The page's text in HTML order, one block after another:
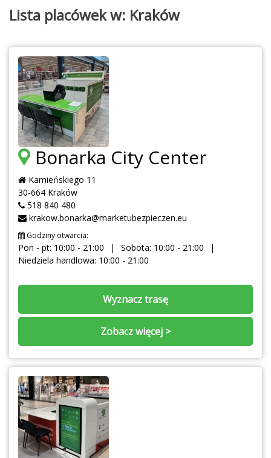
Lista placówek w: Kraków
Bonarka City Center
Kamieńskiego 11
30-664 Kraków
518 840 480
krakow.bonarka@marketubezpieczen.eu
Godziny otwarcia:
Pon - pt: 10:00 - 21:00
Sobota: 10:00 - 21:00
Niedziela handlowa: 10:00 - 21:00
Wyznacz trasę
Zobacz więcej >